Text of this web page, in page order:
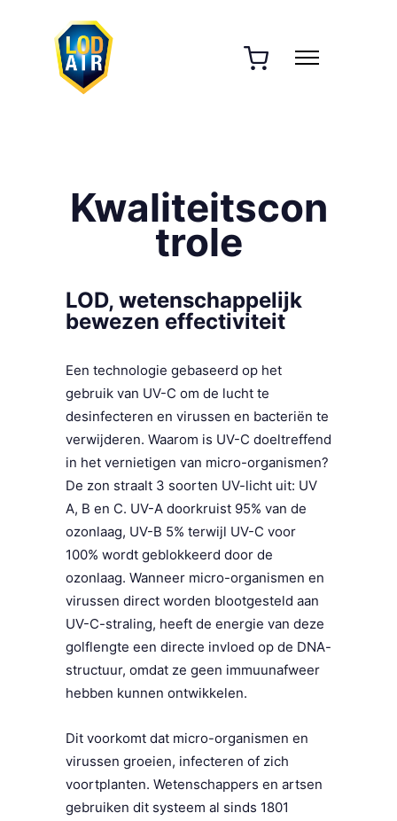
Kwaliteitscon
trole
LOD, wetenschappelijk
bewezen effectiviteit
Een technologie gebaseerd op het
gebruik van UV-C om de lucht te
desinfecteren en virussen en bacteriën te
verwijderen. Waarom is UV-C doeltreffend
in het vernietigen van micro-organismen?
De zon straalt 3 soorten UV-licht uit: UV
A, B en C. UV-A doorkruist 95% van de
ozonlaag, UV-B 5% terwijl UV-C voor
100% wordt geblokkeerd door de
ozonlaag. Wanneer micro-organismen en
virussen direct worden blootgesteld aan
UV-C-straling, heeft de energie van deze
golflengte een directe invloed op de DNA-
structuur, omdat ze geen immuunafweer
hebben kunnen ontwikkelen.
Dit voorkomt dat micro-organismen en
virussen groeien, infecteren of zich
voortplanten. Wetenschappers en artsen
gebruiken dit systeem al sinds 1801